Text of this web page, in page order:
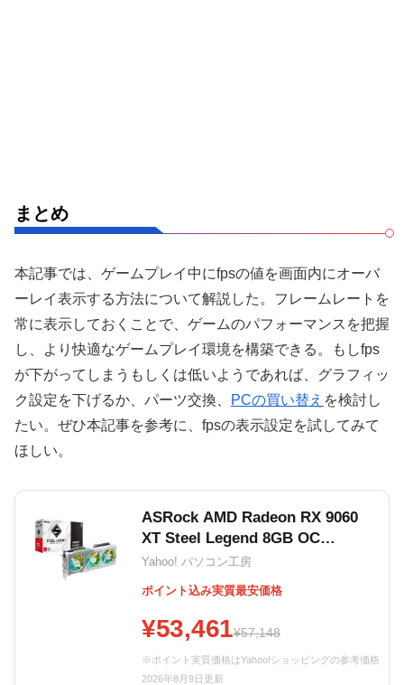
まとめ
本記事では、ゲームプレイ中にfpsの値を画面内にオーバ
ーレイ表示する方法について解説した。フレームレートを
常に表示しておくことで、ゲームのパフォーマンスを把握
し、より快適なゲームプレイ環境を構築できる。もしfps
が下がってしまうもしくは低いようであれば、グラフィッ
ク設定を下げるか、パーツ交換、
PCの買い替え を検討し
たい。ぜひ本記事を参考に、fpsの表示設定を試してみて
ほしい。
ASRock AMD Radeon RX 9060
XT Steel Legend 8GB OC
RX9060XT SL 8GO
Yahoo! パソコン工房
ポイント込み実質最安価格
¥53,461¥57,148
※ポイント実質価格はYahoo!ショッピングの参考価格
2026年8月9日更新